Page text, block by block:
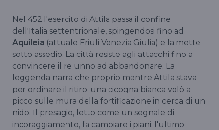
Nel 452 l'esercito di Attila passa il confine
dell'Italia settentrionale, spingendosi fino ad
Aquileia (attuale Friuli Venezia Giulia) e la mette
sotto assedio. La città resiste agli attacchi fino a
convincere il re unno ad abbandonare. La
leggenda narra che proprio mentre Attila stava
per ordinare il ritiro, una cicogna bianca volò a
picco sulle mura della fortificazione in cerca di un
nido. Il presagio, letto come un segnale di
incoraggiamento, fa cambiare i piani: l'ultimo